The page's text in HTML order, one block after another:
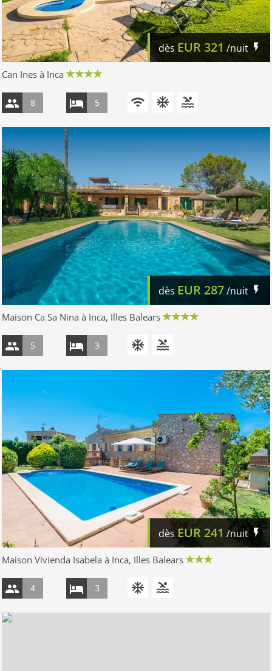
dès EUR321 /nuit
Can Ines à Inca
8 5
dès EUR287/nuit
Maison Ca Sa Nina à Inca, Illes Balears
5 3
dèsEUR 241 /nuit
Maison Vivienda Isabela à Inca, Illes Balears
4 3